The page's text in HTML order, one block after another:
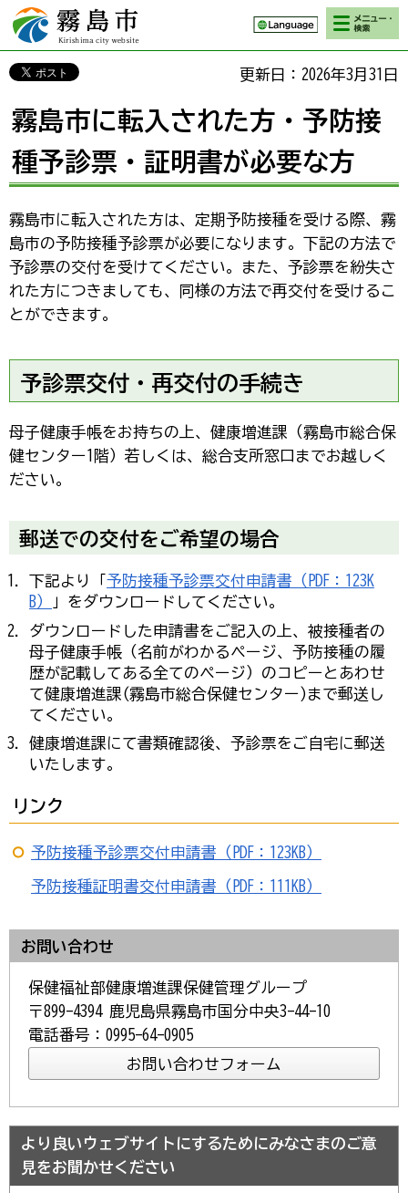
霧島市 Kirishima
city website
検索・メニ
ュー
更新日：2026年3月31日
霧島市に転入された方・予防接
種予診票・証明書が必要な方
霧島市に転入された方は、定期予防接種を受ける際、霧
島市の予防接種予診票が必要になります。下記の方法で
予診票の交付を受けてください。また、予診票を紛失さ
れた方につきましても、同様の方法で再交付を受けるこ
とができます。
予診票交付・再交付の手続き
母子健康手帳をお持ちの上、健康増進課（霧島市総合保
健センター1階）若しくは、総合支所窓口までお越しく
ださい。
郵送での交付をご希望の場合
下記より「 予防接種予診票交付申請書（PDF：123K
B）
」をダウンロードしてください。
ダウンロードした申請書をご記入の上、被接種者の
母子健康手帳（名前がわかるページ、予防接種の履
歴が記載してある全てのページ）のコピーとあわせ
て健康増進課(霧島市総合保健センター)まで郵送し
てください。
健康増進課にて書類確認後、予診票をご自宅に郵送
いたします。
リンク
予防接種予診票交付申請書（PDF：123KB）
予防接種証明書交付申請書（PDF：111KB）
お問い合わせ
保健福祉部健康増進課保健管理グループ
〒899-4394 鹿児島県霧島市国分中央3-44-10
電話番号：0995-64-0905
より良いウェブサイトにするためにみなさまのご意
見をお聞かせください